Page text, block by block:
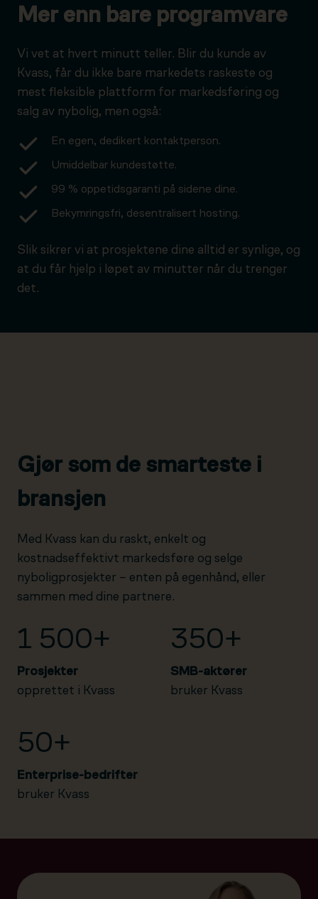
Mer enn bare programvare
Vi vet at hvert minutt teller. Blir du kunde av
Kvass, får du ikke bare markedets raskeste og
mest fleksible plattform for markedsføring og
salg av nybolig, men også:
En egen, dedikert kontaktperson.
Umiddelbar kundestøtte.
99 % oppetidsgaranti på sidene dine.
Bekymringsfri, desentralisert hosting.
Slik sikrer vi at prosjektene dine alltid er synlige, og
at du får hjelp i løpet av minutter når du trenger
det.
Gjør som de smarteste i
bransjen
Med Kvass kan du raskt, enkelt og
kostnadseffektivt markedsføre og selge
nyboligprosjekter – enten på egenhånd, eller
sammen med dine partnere.
1 500+
Prosjekter
opprettet i Kvass
350+
SMB-aktører
bruker Kvass
50+
Enterprise-bedrifter
bruker Kvass